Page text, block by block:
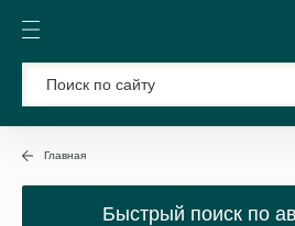
Главная
Быстрый поиск по